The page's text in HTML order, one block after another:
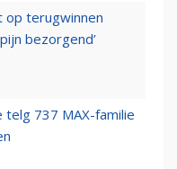
op terugwinnen
bezorgend’
telg 737 MAX-familie